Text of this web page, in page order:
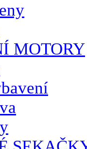
MOTORY